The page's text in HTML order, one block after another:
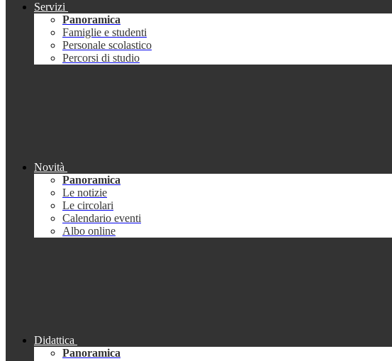
Servizi
Panoramica
Famiglie e studenti
Personale scolastico
Percorsi di studio
Novità
Panoramica
Le notizie
Le circolari
Calendario eventi
Albo online
Didattica
Panoramica